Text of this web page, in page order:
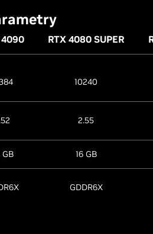
4090 RTX 4080 SUPER
10240
2.55
GB 16 GB
GDDR6X